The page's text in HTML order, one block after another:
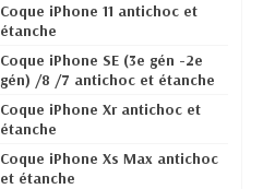
Coque iPhone 11 antichoc et
étanche
Coque iPhone SE (3e gén -2e
gén) /8 /7 antichoc et étanche
Coque iPhone Xr antichoc et
étanche
Coque iPhone Xs Max antichoc
et étanche